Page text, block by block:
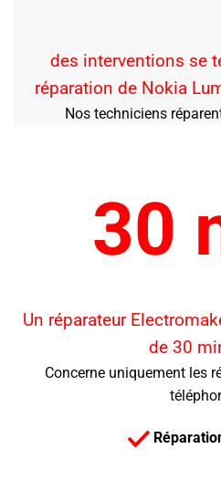
des interventions se
réparation de Nokia
Nos techniciens
30
Un réparateur
de 30
Concerne uniquement les